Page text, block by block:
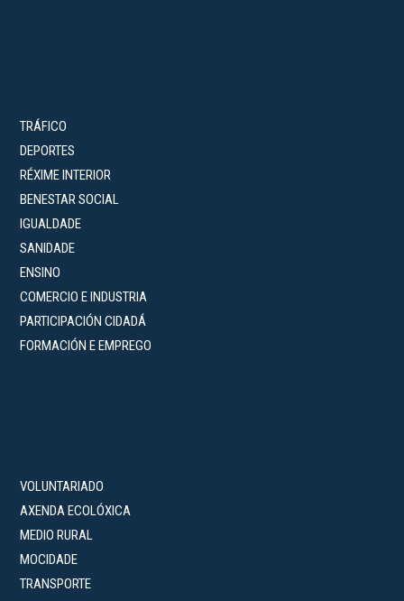
TRÁFICO
DEPORTES
RÉXIME INTERIOR
BENESTAR SOCIAL
IGUALDADE
SANIDADE
ENSINO
COMERCIO E INDUSTRIA
PARTICIPACIÓN CIDADÁ
FORMACIÓN E EMPREGO
VOLUNTARIADO
AXENDA ECOLÓXICA
MEDIO RURAL
MOCIDADE
TRANSPORTE